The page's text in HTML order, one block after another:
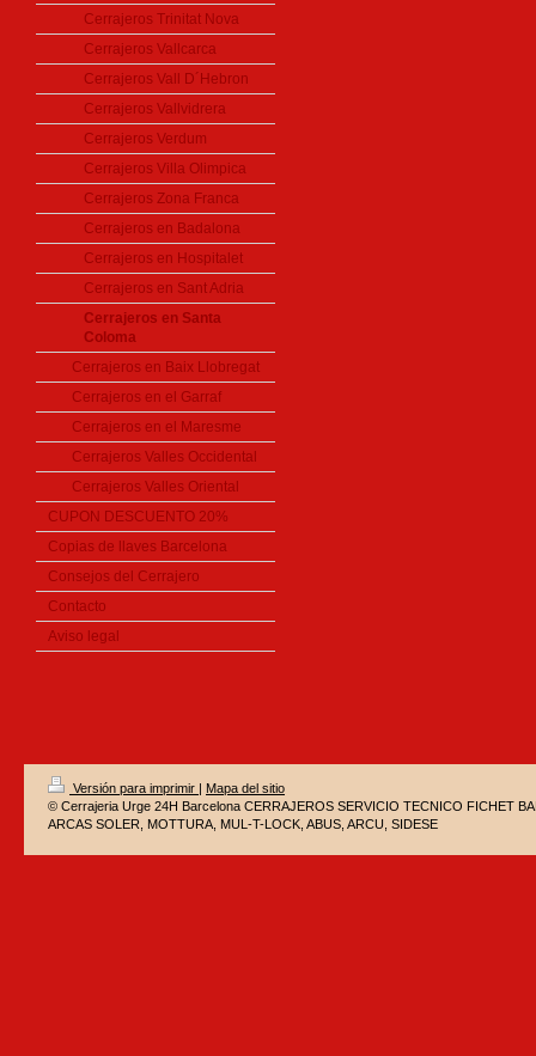
Cerrajeros Trinitat Nova
Cerrajeros Vallcarca
Cerrajeros Vall D´Hebron
Cerrajeros Vallvidrera
Cerrajeros Verdum
Cerrajeros Villa Olimpica
Cerrajeros Zona Franca
Cerrajeros en Badalona
Cerrajeros en Hospitalet
Cerrajeros en Sant Adria
Cerrajeros en Santa
Coloma
Cerrajeros en Baix Llobregat
Cerrajeros en el Garraf
Cerrajeros en el Maresme
Cerrajeros Valles Occidental
Cerrajeros Valles Oriental
CUPON DESCUENTO 20%
Copias de llaves Barcelona
Consejos del Cerrajero
Contacto
Aviso legal
Versión para imprimir | Mapa del sitio
© Cerrajeria Urge 24H Barcelona CERRAJEROS SERVICIO TECNICO FICHET
ARCAS SOLER, MOTTURA, MUL-T-LOCK, ABUS, ARCU, SIDESE